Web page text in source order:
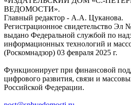
ВЕДОМОСТИ».
Главный редактор - А.А. Цуканова.
Регистрационное свидетельство
выдано Федеральной службой по
информационных технологий и
(Роскомнадзор) 03 февраля 2025 г.
Функционирует при финансовой
цифрового развития, связи и
Российской Федерации.